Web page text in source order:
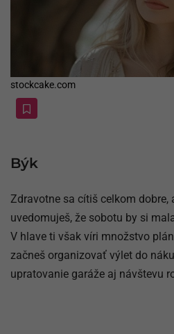
stockcake.com
Býk
Zdravotne sa cítiš celkom dobre,
uvedomuješ, že sobotu by si
V hlave ti však víri množstvo
začneš organizovať výlet do
upratovanie garáže aj návštevu